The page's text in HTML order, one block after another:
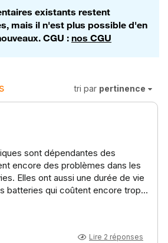
existants restent
mais il n'est plus possible d'en
CGU : nos CGU